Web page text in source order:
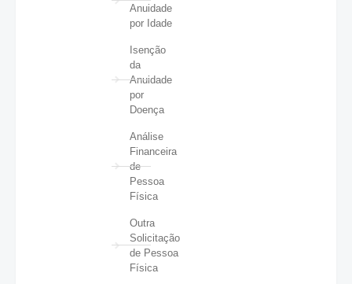
Anuidade
por Idade
Isenção
da
Anuidade
por
Doença
Análise
Financeira
de
Pessoa
Física
Outra
Solicitação
de Pessoa
Física